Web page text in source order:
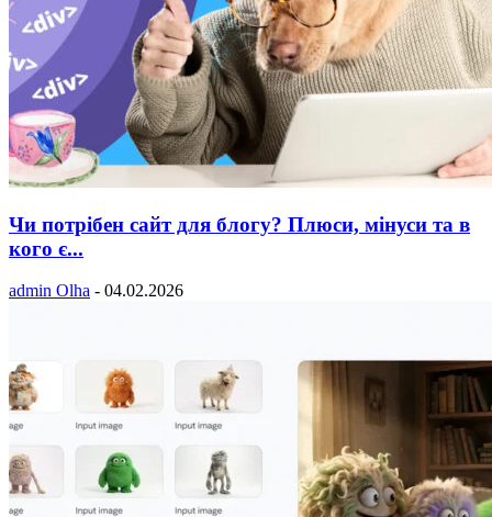
Чи потрібен сайт для блогу? Плюси, мінуси та в
кого є...
admin Olha - 04.02.2026